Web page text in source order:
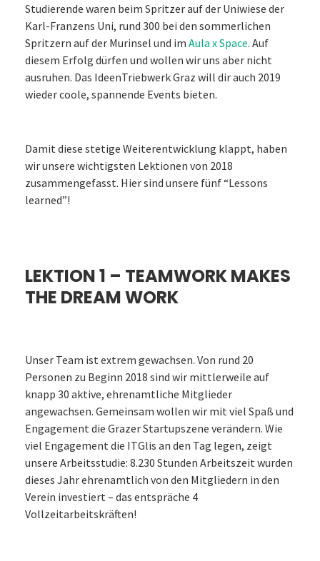
Studierende waren beim Spritzer auf der Uniwiese der
Karl-Franzens Uni, rund 300 bei den sommerlichen
Spritzern auf der Murinsel und im Aula x Space. Auf
diesem Erfolg dürfen und wollen wir uns aber nicht
ausruhen. Das IdeenTriebwerk Graz will dir auch 2019
wieder coole, spannende Events bieten.
Damit diese stetige Weiterentwicklung klappt, haben
wir unsere wichtigsten Lektionen von 2018
zusammengefasst. Hier sind unsere fünf “Lessons
learned”!
LEKTION 1 – TEAMWORK MAKES
THE DREAM WORK
Unser Team ist extrem gewachsen. Von rund 20
Personen zu Beginn 2018 sind wir mittlerweile auf
knapp 30 aktive, ehrenamtliche Mitglieder
angewachsen. Gemeinsam wollen wir mit viel Spaß und
Engagement die Grazer Startupszene verändern. Wie
viel Engagement die ITGlis an den Tag legen, zeigt
unsere Arbeitsstudie: 8.230 Stunden Arbeitszeit wurden
dieses Jahr ehrenamtlich von den Mitgliedern in den
Verein investiert – das entspräche 4
Vollzeitarbeitskräften!